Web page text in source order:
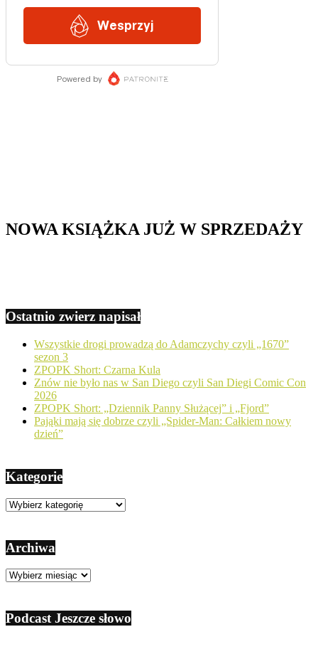
NOWA KSIĄŻKA JUŻ W SPRZEDAŻY
Ostatnio zwierz napisał
Wszystkie drogi prowadzą do Adamczychy czyli „1670”
sezon 3
ZPOPK Short: Czarna Kula
Znów nie było nas w San Diego czyli San Diegi Comic Con
2026
ZPOPK Short: „Dziennik Panny Służącej” i „Fjord”
Pająki mają się dobrze czyli „Spider-Man: Całkiem nowy
dzień”
Kategorie
Kategorie
Archiwa
Archiwa
Podcast Jeszcze słowo